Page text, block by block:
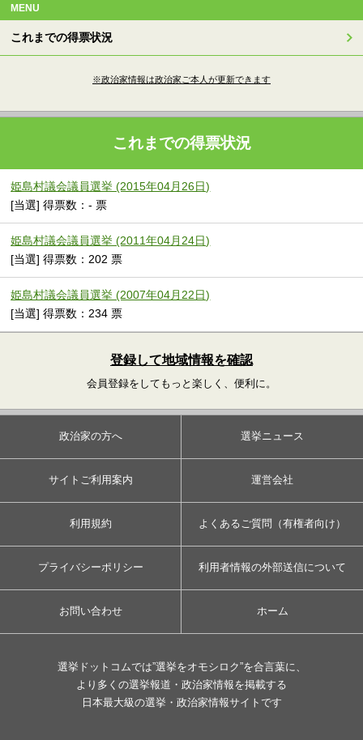
MENU
これまでの得票状況
※政治家情報は政治家ご本人が更新できます
これまでの得票状況
姫島村議会議員選挙 (2015年04月26日)
[当選] 得票数：- 票
姫島村議会議員選挙 (2011年04月24日)
[当選] 得票数：202 票
姫島村議会議員選挙 (2007年04月22日)
[当選] 得票数：234 票
登録して地域情報を確認
会員登録をしてもっと楽しく、便利に。
政治家の方へ 選挙ニュース
サイトご利用案内 運営会社
利用規約 よくあるご質問（有権者向け）
プライバシーポリシー 利用者情報の外部送信について
お問い合わせ ホーム
選挙ドットコムでは”選挙をオモシロク”を合言葉に、
より多くの選挙報道・政治家情報を掲載する
日本最大級の選挙・政治家情報サイトです